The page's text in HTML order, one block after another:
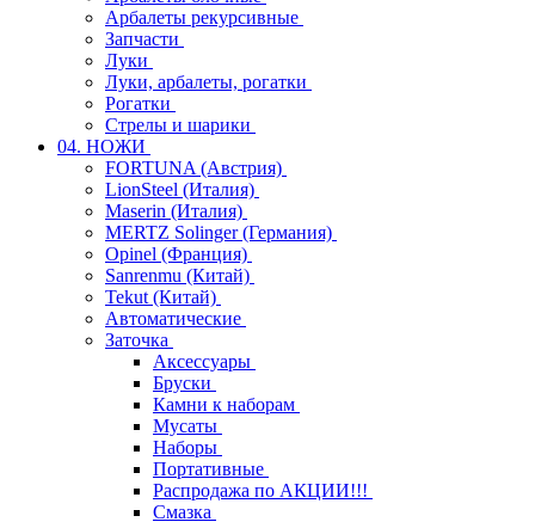
Арбалеты рекурсивные
Запчасти
Луки
Луки, арбалеты, рогатки
Рогатки
Стрелы и шарики
04. НОЖИ
FORTUNA (Австрия)
LionSteel (Италия)
Maserin (Италия)
MERTZ Solinger (Германия)
Opinel (Франция)
Sanrenmu (Китай)
Tekut (Китай)
Автоматические
Заточка
Аксессуары
Бруски
Камни к наборам
Мусаты
Наборы
Портативные
Распродажа по АКЦИИ!!!
Смазка